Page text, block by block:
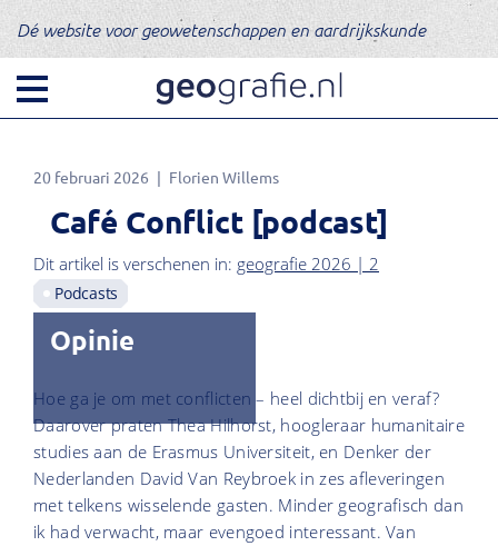
Dé website voor geowetenschappen en aardrijkskunde
20 februari 2026 Florien Willems
Café Conflict [podcast]
Dit artikel is verschenen in: geografie 2026 | 2
Podcasts
Opinie
Hoe ga je om met conflicten – heel dichtbij en veraf?
Daarover praten Thea Hilhorst, hoogleraar humanitaire
studies aan de Erasmus Universiteit, en Denker der
Nederlanden David Van Reybroek in zes afleveringen
met telkens wisselende gasten. Minder geografisch dan
ik had verwacht, maar evengoed interessant. Van